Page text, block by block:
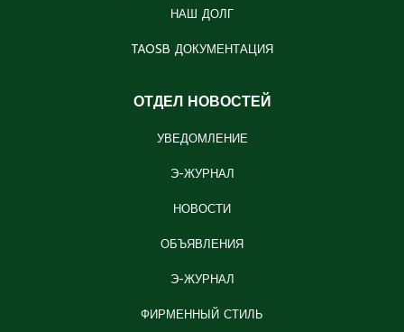
НАШ ДОЛГ
TAOSB ДОКУМЕНТАЦИЯ
ОТДЕЛ НОВОСТЕЙ
УВЕДОМЛЕНИЕ
Э-ЖУРНАЛ
НОВОСТИ
ОБЪЯВЛЕНИЯ
Э-ЖУРНАЛ
ФИРМЕННЫЙ СТИЛЬ